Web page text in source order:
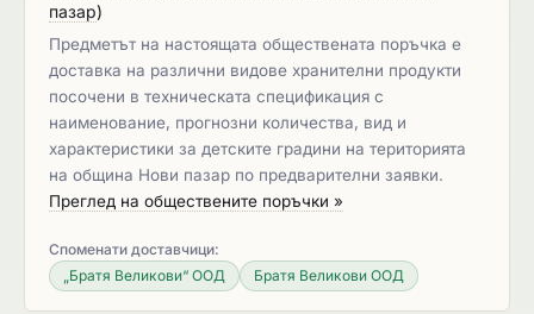
пазар)
Предметът на настоящата обществената поръчка е
доставка на различни видове хранителни продукти
посочени в техническата спецификация с
наименование, прогнозни количества, вид и
характеристики за детските градини на територията
на община Нови пазар по предварителни заявки.
Преглед на обществените поръчки »
Споменати доставчици:
„Братя Великови“ ООД
Братя Великови ООД